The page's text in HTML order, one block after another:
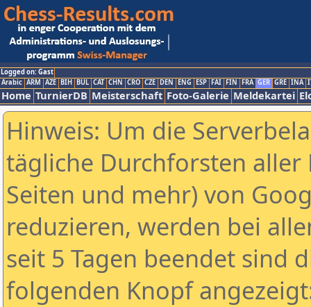
Logged on: Gast
Arabic ARM AZE BIH BUL CAT CHN CRO CZE DEN ENG ESP FAI FIN FRA GER GRE INA
Home TurnierDB Meisterschaft Foto-Galerie Meldekartei
Hinweis: Um die
tägliche Durchforsten aller
Seiten und mehr) von
reduzieren, werden bei
seit 5 Tagen beendet sind
folgenden Knopf